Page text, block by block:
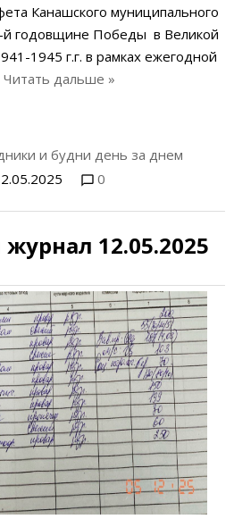
Канашского муниципального
й годовщине Победы в Великой
1945 г.г. в рамках ежегодной
Читать дальше »
и будни день за днем
0
12.05.2025